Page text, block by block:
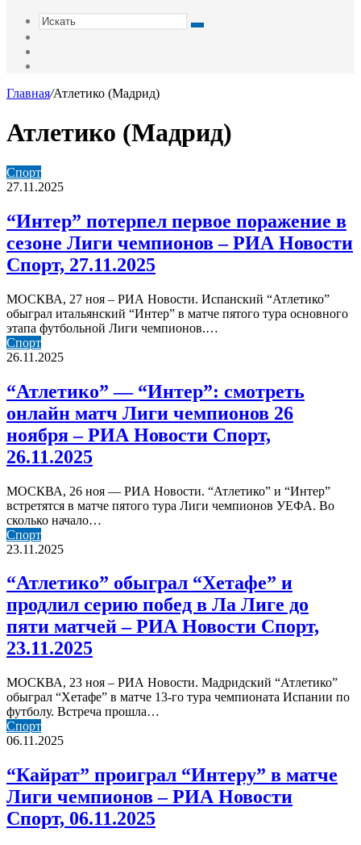
Искать
Главная/Атлетико (Мадрид)
Атлетико (Мадрид)
“Интер”
потерпел
поражение
в
сезоне
Лиги
чемпионов
РИА
Новости
Спорт,
27.11.2025
Спорт
27.11.2025
“Интер” потерпел первое поражение в
сезоне Лиги чемпионов – РИА Новости
Спорт, 27.11.2025
МОСКВА, 27 ноя – РИА Новости. Испанский “Атлетико”
обыграл итальянский “Интер” в матче пятого тура основного
этапа футбольной Лиги чемпионов.…
“Атлетико”
—
смотреть
онлайн
матч
чемпионов
26
–
РИА
Новости
Спорт,
26.11.2025
Спорт
26.11.2025
“Атлетико” — “Интер”: смотреть
онлайн матч Лиги чемпионов 26
ноября – РИА Новости Спорт,
26.11.2025
МОСКВА, 26 ноя — РИА Новости. “Атлетико” и “Интер”
встретятся в матче пятого тура Лиги чемпионов УЕФА. Во
сколько начало…
“Атлетико”
обыграл
и
продлил
серию
побед
в
Ла
до
пяти
матчей
–
РИА
Спорт,
23.11.2025
Спорт
23.11.2025
“Атлетико” обыграл “Хетафе” и
продлил серию побед в Ла Лиге до
пяти матчей – РИА Новости Спорт,
23.11.2025
МОСКВА, 23 ноя – РИА Новости. Мадридский “Атлетико”
обыграл “Хетафе” в матче 13-го тура чемпионата Испании по
футболу. Встреча прошла…
“Кайрат”
проиграл
в
матче
Лиги
чемпионов
–
Спорт
06.11.2025
“Кайрат” проиграл “Интеру” в матче
Лиги чемпионов – РИА Новости
Спорт, 06.11.2025